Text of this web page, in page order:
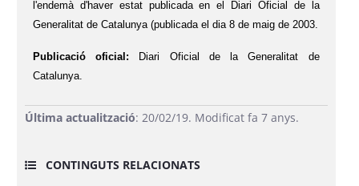
l'endemà d'haver estat publicada en el Diari Oficial de la
Generalitat de Catalunya (publicada el dia 8 de maig de 2003.
Publicació oficial:
Diari Oficial de la Generalitat de
Catalunya.
Última actualització: 20/02/19. Modificat fa 7 anys.
CONTINGUTS RELACIONATS